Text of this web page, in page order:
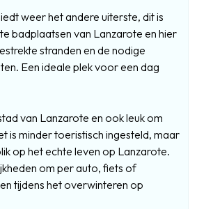
weer het andere uiterste, dit is
badplaatsen van Lanzarote en hier
stranden en de nodige
Een ideale plek voor een dag
van Lanzarote en ook leuk om
is minder toeristisch ingesteld, maar
op het echte leven op Lanzarote.
om per auto, fiets of
tijdens het overwinteren op